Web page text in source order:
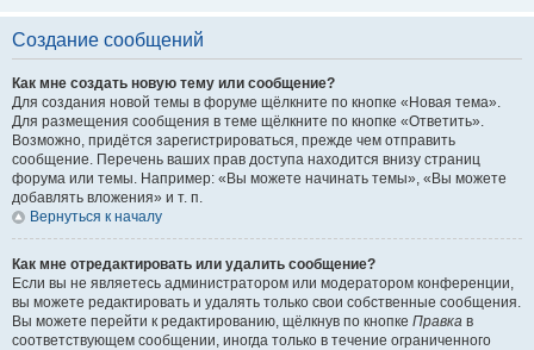
Создание сообщений
Как мне создать новую тему или сообщение?
Для создания новой темы в форуме щёлкните по кнопке «Новая тема».
Для размещения сообщения в теме щёлкните по кнопке «Ответить».
Возможно, придётся зарегистрироваться, прежде чем отправить
сообщение. Перечень ваших прав доступа находится внизу страниц
форума или темы. Например: «Вы можете начинать темы», «Вы можете
добавлять вложения» и т. п.
Вернуться к началу
Как мне отредактировать или удалить сообщение?
Если вы не являетесь администратором или модератором конференции,
вы можете редактировать и удалять только свои собственные сообщения.
Вы можете перейти к редактированию, щёлкнув по кнопке Правка в
соответствующем сообщении, иногда только в течение ограниченного